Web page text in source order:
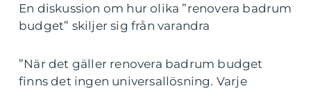
En diskussion om hur olika ”renovera badrum
budget” skiljer sig från varandra
”När det gäller renovera badrum budget
finns det ingen universallösning. Varje